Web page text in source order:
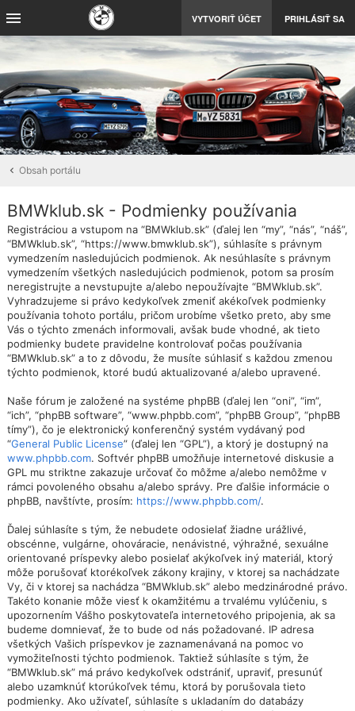
VYTVORIŤ ÚČET PRIHLÁSIŤ SA
Obsah portálu
BMWklub.sk - Podmienky používania
Registráciou a vstupom na “BMWklub.sk” (ďalej len “my”, “nás”, “náš”,
“BMWklub.sk”, “https://www.bmwklub.sk”), súhlasíte s právnym
vymedzením nasledujúcich podmienok. Ak nesúhlasíte s právnym
vymedzením všetkých nasledujúcich podmienok, potom sa prosím
neregistrujte a nevstupujte a/alebo nepoužívajte “BMWklub.sk”.
Vyhradzujeme si právo kedykoľvek zmeniť akékoľvek podmienky
používania tohoto portálu, pričom urobíme všetko preto, aby sme
Vás o týchto zmenách informovali, avšak bude vhodné, ak tieto
podmienky budete pravidelne kontrolovať počas používania
“BMWklub.sk” a to z dôvodu, že musíte súhlasiť s každou zmenou
týchto podmienok, ktoré budú aktualizované a/alebo upravené.
Naše fórum je založené na systéme phpBB (ďalej len “oni”, “im”,
“ich”, “phpBB software”, “www.phpbb.com”, “phpBB Group”, “phpBB
tímy”), čo je elektronický konferenčný systém vydávaný pod
“General Public License” (ďalej len “GPL”), a ktorý je dostupný na
www.phpbb.com. Softvér phpBB umožňuje internetové diskusie a
GPL mu striktne zakazuje určovať čo môžme a/alebo nemôžme v
rámci povoleného obsahu a/alebo správy. Pre ďalšie informácie o
phpBB, navštívte, prosím: https://www.phpbb.com/.
Ďalej súhlasíte s tým, že nebudete odosielať žiadne urážlivé,
obscénne, vulgárne, ohováracie, nenávistné, výhražné, sexuálne
orientované príspevky alebo posielať akýkoľvek iný materiál, ktorý
môže porušovať ktorékoľvek zákony krajiny, v ktorej sa nachádzate
Vy, či v ktorej sa nachádza “BMWklub.sk” alebo medzinárodné právo.
Takéto konanie môže viesť k okamžitému a trvalému vylúčeniu, s
upozornením Vášho poskytovateľa internetového pripojenia, ak sa
budeme domnievať, že to bude od nás požadované. IP adresa
všetkých Vašich príspevkov je zaznamenávaná na pomoc vo
vymožiteľnosti týchto podmienok. Taktiež súhlasíte s tým, že
“BMWklub.sk” má právo kedykoľvek odstrániť, upraviť, presunúť
alebo uzamknúť ktorúkoľvek tému, ktorá by porušovala tieto
podmienky. Ako užívateľ, súhlasíte s ukladaním do databázy